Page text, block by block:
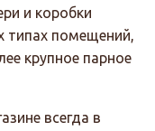
и коробки
типах помещений,
крупное парное
всегда в